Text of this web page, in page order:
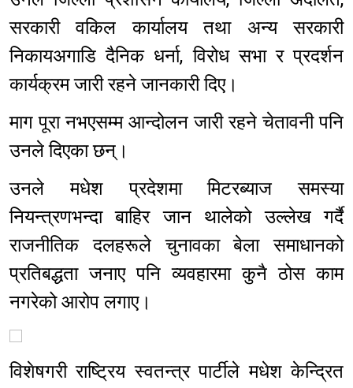
सरकारी वकिल कार्यालय तथा अन्य सरकारी
निकायअगाडि दैनिक धर्ना, विरोध सभा र प्रदर्शन
कार्यक्रम जारी रहने जानकारी दिए।
माग पूरा नभएसम्म आन्दोलन जारी रहने चेतावनी पनि
उनले दिएका छन्।
उनले मधेश प्रदेशमा मिटरब्याज समस्या
नियन्त्रणभन्दा बाहिर जान थालेको उल्लेख गर्दै
राजनीतिक दलहरूले चुनावका बेला समाधानको
प्रतिबद्धता जनाए पनि व्यवहारमा कुनै ठोस काम
नगरेको आरोप लगाए।
विशेषगरी राष्ट्रिय स्वतन्त्र पार्टीले मधेश केन्द्रित